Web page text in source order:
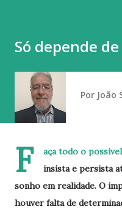
Só depende
Por João
F
aça todo o
insista e persista
sonho em realidade. O
houver falta de